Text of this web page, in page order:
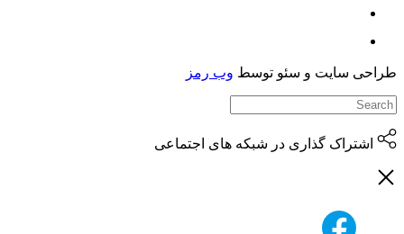
سایت و سئو توسطوب رمز
اشتراک گذاری در شبکه های اجتماعی